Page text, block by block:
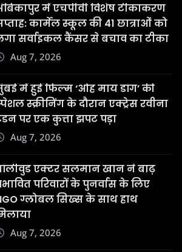
में एचपीवी विशेष टीकाकरण
कार्मेल स्कूल की 41 छात्राओं को
सर्वाइकल कैंसर से बचाव का टीका
Aug 7, 2026
में हुई फिल्म ‘ओह माय डॉग’ की
स्क्रीनिंग के दौरान एक्ट्रेस रवीना
पर एक कुत्ता झपट पड़ा
Aug 7, 2026
एक्टर सलमान खान ने बाढ़
परिवारों के पुनर्वास के लिए
ग्लोबल सिख्स के साथ हाथ
Aug 7, 2026